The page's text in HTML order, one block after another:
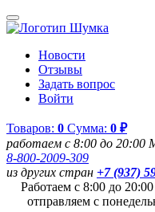
Новости
Отзывы
Задать вопрос
Войти
Товаров: 0 Сумма: 0 ₽
работаем с 8:00 до
8-800-2009-309
из других стран +7 (937)
Работаем с 8:00 до
отправляем с